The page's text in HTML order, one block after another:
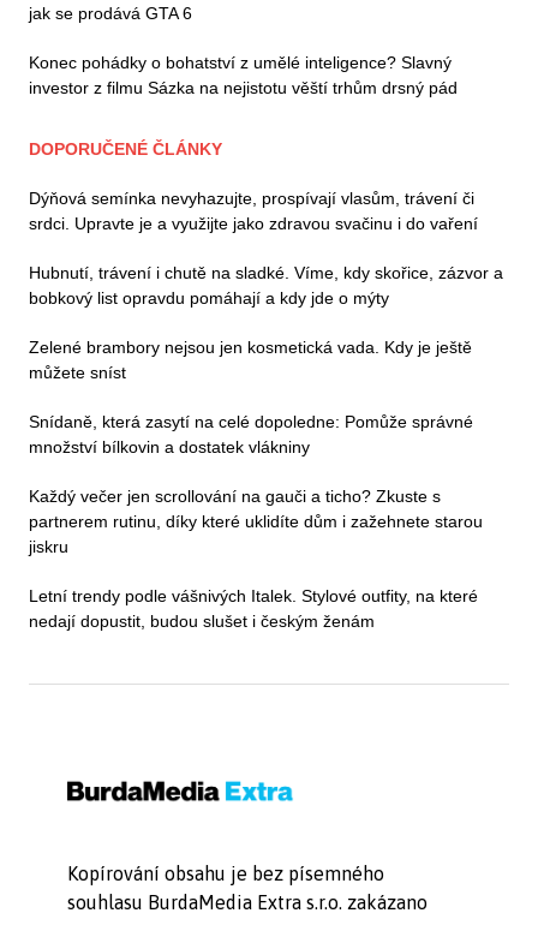
jak se prodává GTA 6
Konec pohádky o bohatství z umělé inteligence? Slavný
investor z filmu Sázka na nejistotu věští trhům drsný pád
DOPORUČENÉ ČLÁNKY
Dýňová semínka nevyhazujte, prospívají vlasům, trávení či
srdci. Upravte je a využijte jako zdravou svačinu i do vaření
Hubnutí, trávení i chutě na sladké. Víme, kdy skořice, zázvor a
bobkový list opravdu pomáhají a kdy jde o mýty
Zelené brambory nejsou jen kosmetická vada. Kdy je ještě
můžete sníst
Snídaně, která zasytí na celé dopoledne: Pomůže správné
množství bílkovin a dostatek vlákniny
Každý večer jen scrollování na gauči a ticho? Zkuste s
partnerem rutinu, díky které uklidíte dům i zažehnete starou
jiskru
Letní trendy podle vášnivých Italek. Stylové outfity, na které
nedají dopustit, budou slušet i českým ženám
Kopírování obsahu je bez písemného
souhlasu BurdaMedia Extra s.r.o. zakázano